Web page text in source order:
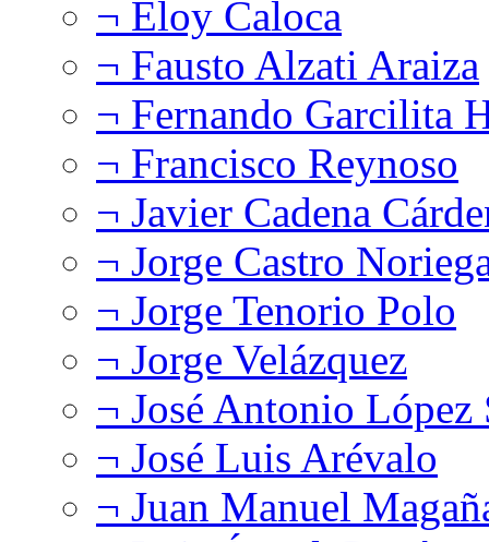
¬ Eloy Caloca
¬ Fausto Alzati Araiza
¬ Fernando Garcilita
¬ Francisco Reynoso
¬ Javier Cadena
¬ Jorge Castro
¬ Jorge Tenorio Polo
¬ Jorge Velázquez
¬ José Antonio López
¬ José Luis Arévalo
¬ Juan Manuel